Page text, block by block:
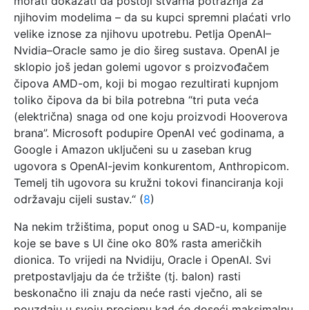
njihovim modelima – da su kupci spremni plaćati vrlo
velike iznose za njihovu upotrebu. Petlja OpenAI–
Nvidia–Oracle samo je dio šireg sustava. OpenAI je
sklopio još jedan golemi ugovor s proizvođačem
čipova AMD-om, koji bi mogao rezultirati kupnjom
toliko čipova da bi bila potrebna “tri puta veća
(električna) snaga od one koju proizvodi Hooverova
brana”. Microsoft podupire OpenAI već godinama, a
Google i Amazon uključeni su u zaseban krug
ugovora s OpenAI-jevim konkurentom, Anthropicom.
Temelj tih ugovora su kružni tokovi financiranja koji
održavaju cijeli sustav.“ (8)
Na nekim tržištima, poput onog u SAD-u, kompanije
koje se bave s UI čine oko 80% rasta američkih
dionica. To vrijedi na Nvidiju, Oracle i OpenAI. Svi
pretpostavljaju da će tržište (tj. balon) rasti
beskonačno ili znaju da neće rasti vječno, ali se